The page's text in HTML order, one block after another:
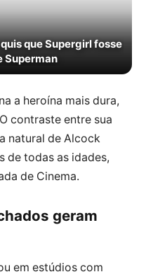
que Supergirl fosse
Superman
a heroína mais dura,
contraste entre sua
natural de Alcock
de todas as idades,
de Cinema.
geram
em estúdios com